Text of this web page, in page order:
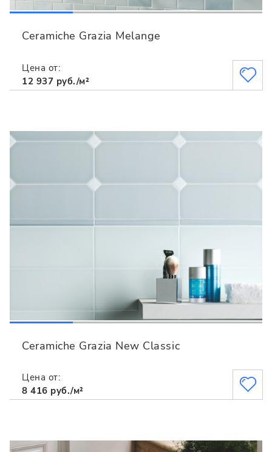
Ceramiche Grazia Melange
Цена от:
12 937 руб./м²
Ceramiche Grazia New Classic
Цена от:
8 416 руб./м²